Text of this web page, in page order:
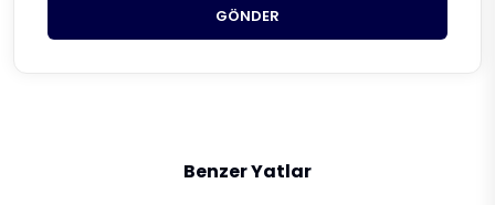
GÖNDER
Benzer Yatlar